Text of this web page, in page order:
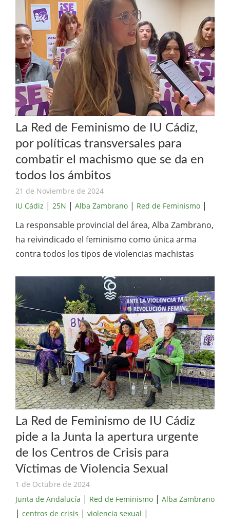
La Red de Feminismo de IU Cádiz,
por políticas transversales para
combatir el machismo que se da en
todos los ámbitos
21 de Noviembre de 2024
IU Cádiz | 25N | Alba Zambrano | Red de Feminismo |
La responsable provincial del área, Alba Zambrano,
ha reivindicado el feminismo como única arma
contra todos los tipos de violencias machistas
La Red de Feminismo de IU Cádiz
pide a la Junta la apertura urgente
de los Centros de Crisis para
Víctimas de Violencia Sexual
1 de Octubre de 2024
Junta de Andalucía | Red de Feminismo | Alba Zambrano
| centros de crisis | violencia sexual |